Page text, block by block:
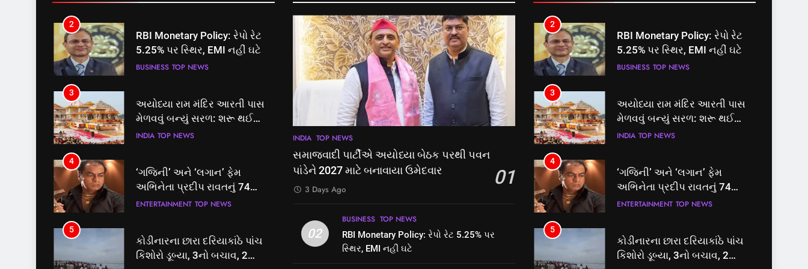
2
RBI Monetary Policy: રેપો રેટ
5.25% પર સ્થિર, EMI નહીં ઘટે
BUSINESS TOP NEWS
3
અયોધ્યા રામ મંદિર આરતી પાસ
મેળવવું બન્યું સરળ: શરૂ થઈ
તત્કાલ સુવિધા, જાણો સંપૂર્ણ
INDIA TOP NEWS
4
‘ગજિની’ અને ‘લગાન’ ફેમ
અભિનેતા પ્રદીપ રાવતનું 74
વર્ષની વયે નિધન, બ્લડ કેન્સર
ENTERTAINMENT TOP NEWS
5
કોડીનારના છારા દરિયાકાંઠે પાંચ
કિશોરો ડૂબ્યા, 3નો બચાવ, 2
INDIA TOP NEWS
સમાજવાદી પાર્ટીએ અયોધ્યા બેઠક પરથી પવન
પાંડેને 2027 માટે બનાવાયા ઉમેદવાર
01
3 Days Ago
02
BUSINESS TOP NEWS
RBI Monetary Policy: રેપો રેટ 5.25% પર
સ્થિર, EMI નહીં ઘટે
2
RBI Monetary Policy: રેપો રેટ
5.25% પર સ્થિર, EMI નહીં ઘટે
BUSINESS TOP NEWS
3
અયોધ્યા રામ મંદિર આરતી પાસ
મેળવવું બન્યું સરળ: શરૂ થઈ
તત્કાલ સુવિધા, જાણો સંપૂર્ણ
INDIA TOP NEWS
4
‘ગજિની’ અને ‘લગાન’ ફેમ
અભિનેતા પ્રદીપ રાવતનું 74
વર્ષની વયે નિધન, બ્લડ કેન્સર
ENTERTAINMENT TOP NEWS
5
કોડીનારના છારા દરિયાકાંઠે પાંચ
કિશોરો ડૂબ્યા, 3નો બચાવ, 2